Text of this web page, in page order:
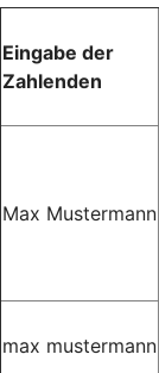
Eingabe der
Zahlenden
Max Mustermann
max mustermann